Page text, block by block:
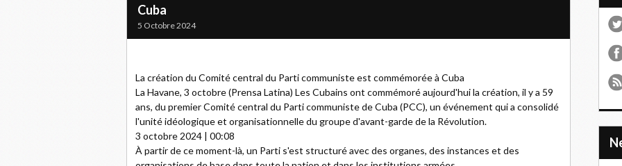
Cuba
5 Octobre 2024
La création du Comité central du Parti communiste est commémorée à Cuba
La Havane, 3 octobre (Prensa Latina) Les Cubains ont commémoré aujourd'hui la création, il y a 59
ans, du premier Comité central du Parti communiste de Cuba (PCC), un événement qui a consolidé
l'unité idéologique et organisationnelle du groupe d'avant-garde de la Révolution.
3 octobre 2024 | 00:08
À partir de ce moment-là, un Parti s'est structuré avec des organes, des instances et des